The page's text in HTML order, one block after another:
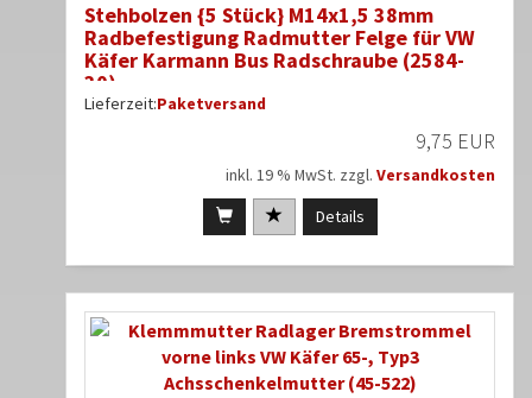
Stehbolzen {5 Stück} M14x1,5 38mm
Radbefestigung Radmutter Felge für VW
Käfer Karmann Bus Radschraube (2584-
30)
Lieferzeit:Paketversand
9,75 EUR
inkl. 19 % MwSt. zzgl. Versandkosten
Details